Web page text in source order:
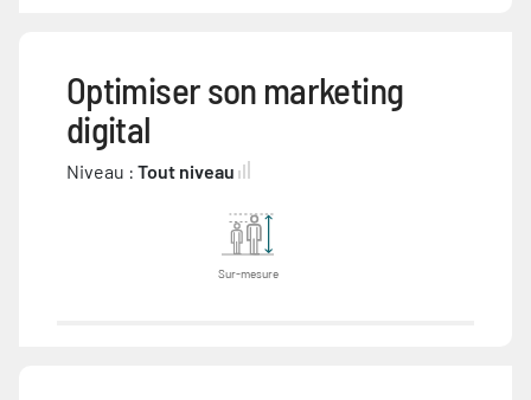
Optimiser son marketing
digital
Niveau : Tout niveau
Sur-mesure